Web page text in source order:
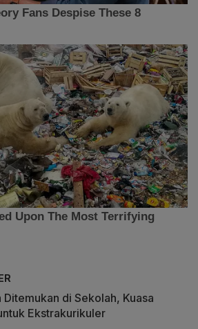
Ditemukan di Sekolah, Kuasa
Ekstrakurikuler